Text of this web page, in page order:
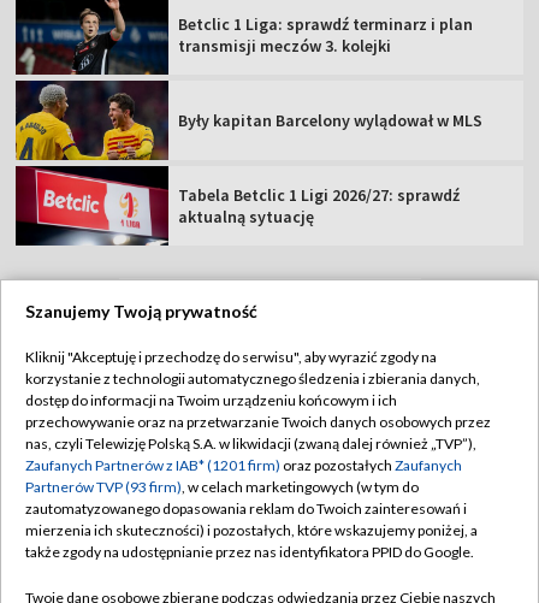
Betclic 1 Liga: sprawdź terminarz i plan
transmisji meczów 3. kolejki
Były kapitan Barcelony wylądował w MLS
Tabela Betclic 1 Ligi 2026/27: sprawdź
aktualną sytuację
Abonament TVP
Sklep TVP
Biuro Reklamy
Oferta Handlowa
Telegazeta ogłoszenia
Regulamin TVP
Polityka prywatności
Moje zgody
Biuro reklamy
Kontakt
Szanujemy Twoją prywatność
Kliknij "Akceptuję i przechodzę do serwisu", aby wyrazić zgody na
korzystanie z technologii automatycznego śledzenia i zbierania danych,
dostęp do informacji na Twoim urządzeniu końcowym i ich
przechowywanie oraz na przetwarzanie Twoich danych osobowych przez
nas, czyli Telewizję Polską S.A. w likwidacji (zwaną dalej również „TVP”),
Zaufanych Partnerów z IAB* (1201 firm) oraz pozostałych Zaufanych
Partnerów TVP (93 firm), w celach marketingowych (w tym do
zautomatyzowanego dopasowania reklam do Twoich zainteresowań i
mierzenia ich skuteczności) i pozostałych, które wskazujemy poniżej, a
także zgody na udostępnianie przez nas identyfikatora PPID do Google.
Twoje dane osobowe zbierane podczas odwiedzania przez Ciebie naszych